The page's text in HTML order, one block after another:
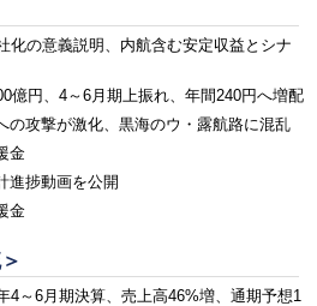
化の意義説明、内航含む安定収益とシナ
億円、4～6月期上振れ、年間240円へ増配
の攻撃が激化、黒海のウ・露航路に混乱
金
進捗動画を公開
金
4～6月期決算、売上高46%増、通期予想1